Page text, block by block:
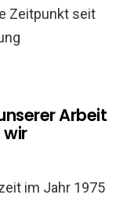
Zeitpunkt seit
Arbeit
wir
im Jahr 1975